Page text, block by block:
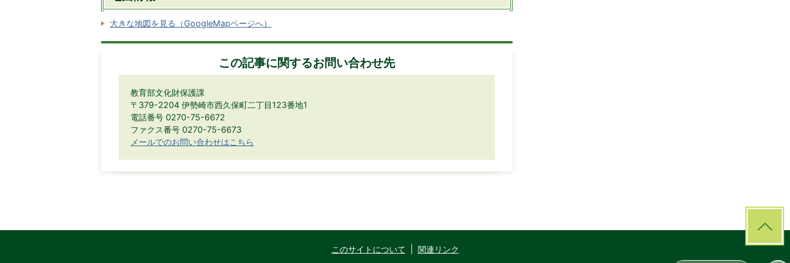
大きな地図を見る（GoogleMapページへ）
この記事に関するお問い合わせ先
教育部文化財保護課
〒379-2204 伊勢崎市西久保町二丁目123番地1
電話番号 0270-75-6672
ファクス番号 0270-75-6673
メールでのお問い合わせはこちら
このサイトについて 関連リンク